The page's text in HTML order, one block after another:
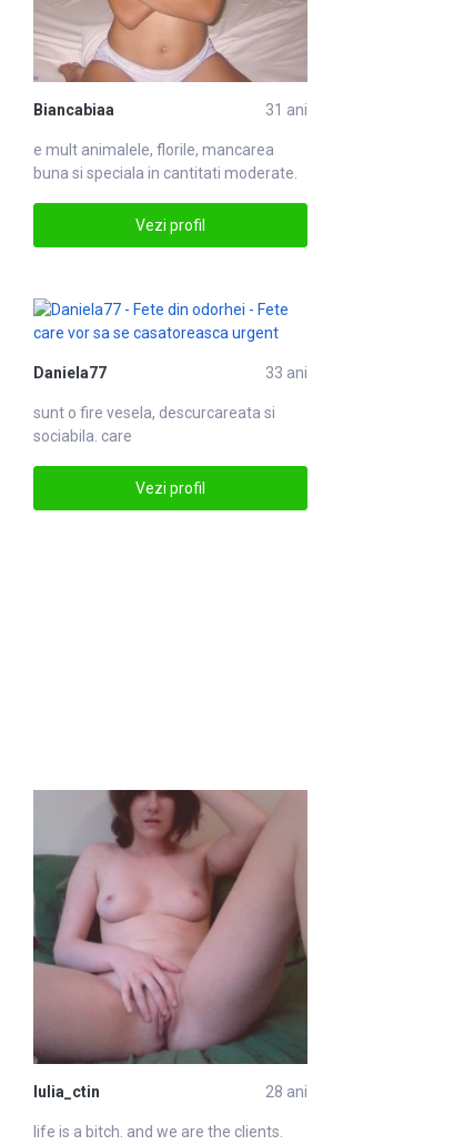
Biancabiaa 31 ani
e mult animalele, florile, mancarea
buna si speciala in cantitati moderate.
Vezi profil
Daniela77 33 ani
sunt o fire vesela, descurcareata si
sociabila. care
Vezi profil
Iulia_ctin 28 ani
life is a bitch. and we are the clients.